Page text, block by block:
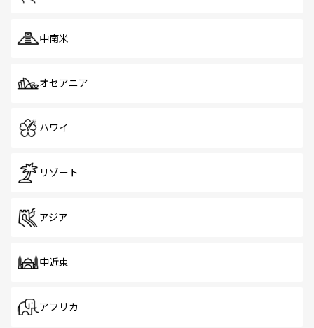
中南米
オセアニア
ハワイ
リゾート
アジア
中近東
アフリカ